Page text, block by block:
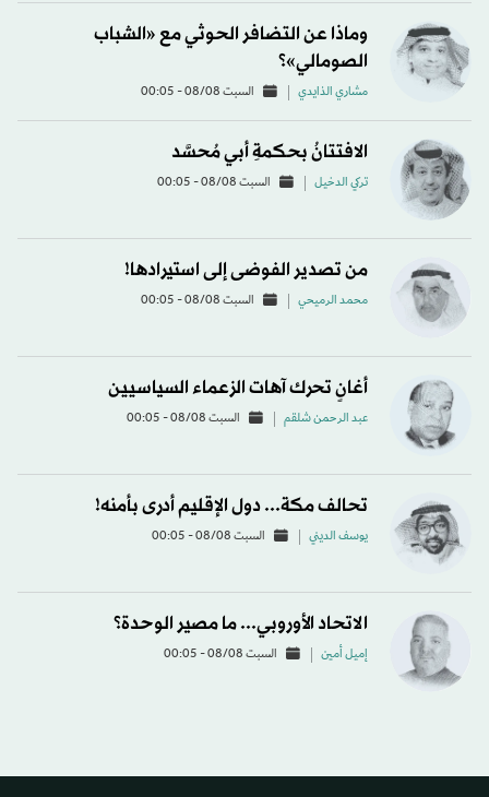
وماذا عن التضافر الحوثي مع «الشباب
الصومالي»؟
مشاري الذايدي السبت 08/08 - 00:05
الافتتانُ بحكمةِ أبي مُحسَّد
تركي الدخيل السبت 08/08 - 00:05
من تصدير الفوضى إلى استيرادها!
محمد الرميحي السبت 08/08 - 00:05
أغانٍ تحرك آهات الزعماء السياسيين
عبد الرحمن شلقم السبت 08/08 - 00:05
تحالف مكة... دول الإقليم أدرى بأمنه!
يوسف الديني السبت 08/08 - 00:05
الاتحاد الأوروبي... ما مصير الوحدة؟
إميل أمين السبت 08/08 - 00:05